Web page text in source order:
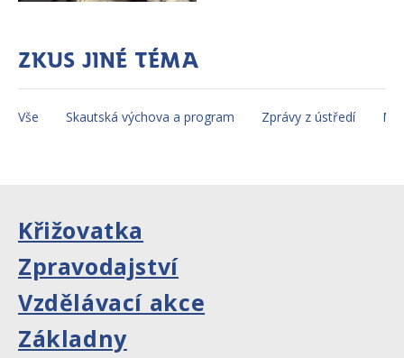
Zkus jiné téma
Vše Skautská výchova a program Zprávy z ústředí
Křižovatka
Zpravodajství
Vzdělávací akce
Základny